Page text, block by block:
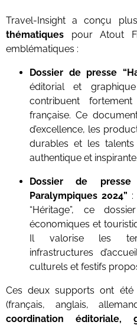
Travel-Insight a conçu
thématiques pour Atout
emblématiques :
Dossier de presse
éditorial et
contribuent
française. Ce
d’excellence, les
durables et les
authentique et inspirante.
Dossier de
Paralympiques 2024” :
“Héritage”, ce
économiques et
Il valorise les
infrastructures
culturels et festifs
Ces deux supports ont
(français, anglais,
coordination éditoriale,